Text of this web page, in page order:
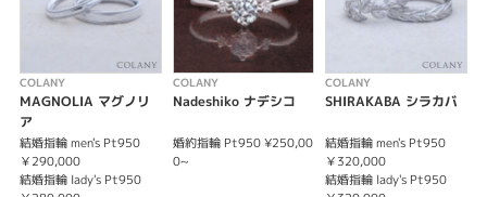
COLANY 【ROSE】 バラ
愛情表現の象徴として知られるバラの中でも、ツルを持つ野バラのイメージ
でデザインされたエンゲージリング。くるりと巻いたツルのようなイメージ
でセンターダイヤを挟んでいるのがデザインの特徴で、両サイドの雰囲気
が、小さなダイヤをセッティングしたものとは異なる世界観を実現していま
す。
※価格は税込みになります。
※センターダイヤモンドの価格は含まれません。
COLANY
MAGNOLIA マグノリ
ア
結婚指輪 men's Pt950
￥290,000
結婚指輪 lady's Pt950
COLANY
Nadeshiko ナデシコ
婚約指輪 Pt950 ¥250,00
0~
COLANY
SHIRAKABA シラカバ
結婚指輪 men's Pt950
￥320,000
結婚指輪 lady's Pt950